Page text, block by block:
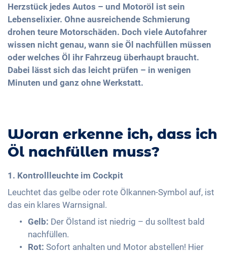
Herzstück jedes Autos – und Motoröl ist sein
Lebenselixier. Ohne ausreichende Schmierung
drohen teure Motorschäden. Doch viele Autofahrer
wissen nicht genau, wann sie Öl nachfüllen müssen
oder welches Öl ihr Fahrzeug überhaupt braucht.
Dabei lässt sich das leicht prüfen – in wenigen
Minuten und ganz ohne Werkstatt.
Woran erkenne ich, dass ich
Öl nachfüllen muss?
1. Kontrollleuchte im Cockpit
Leuchtet das gelbe oder rote Ölkannen-Symbol auf, ist
das ein klares Warnsignal.
Gelb: Der Ölstand ist niedrig – du solltest bald
nachfüllen.
Rot: Sofort anhalten und Motor abstellen! Hier